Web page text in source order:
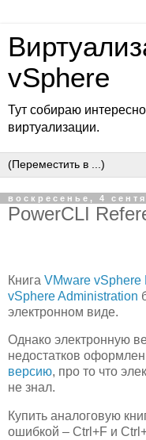
vSphere
Тут собираю
виртуализации.
воскресенье, 4
PowerCLI
Книга VMware vSphere
vSphere Administration
электронном виде.
Однако электронную
недостатков
версию, про то что
не знал.
Купить аналоговую
ошибкой – Ctrl+F и